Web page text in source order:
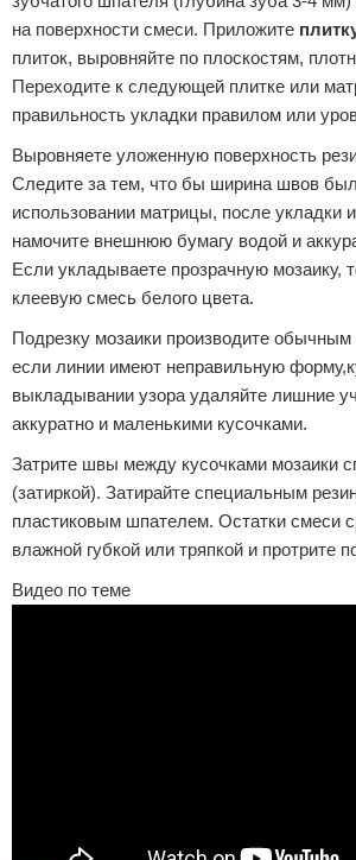
на поверхности смеси. Приложите
плиток, выровняйте по плоскостям,
Переходите к следующей плитке или
правильность укладки правилом или
Выровняете уложенную поверхность
Следите за тем, что бы ширина швов
использовании матрицы, после укладки
намочите внешнюю бумагу водой и
Если укладываете прозрачную мозаику,
клеевую смесь белого цвета.
Подрезку мозаики производите обычным
если линии имеют неправильную
выкладывании узора удаляйте лишние
аккуратно и маленькими кусочками.
Затрите швы между кусочками мозаики
(затиркой). Затирайте специальным
пластиковым шпателем. Остатки смеси
влажной губкой или тряпкой и протрите
Видео по теме